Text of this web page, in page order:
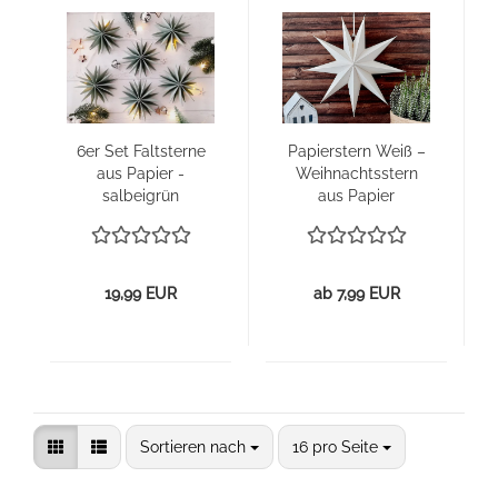
6er Set Falt­ster­ne
aus Pa­pier -
sal­bei­grün
19,99 EUR
Pa­pier­stern Weiß –
Weih­nachts­stern
aus Pa­pier
ab 7,99 EUR
Sortieren nach
Sortieren nach 16 pro Seite
pro Seite